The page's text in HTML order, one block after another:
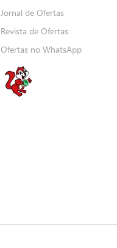
Jornal de Ofertas
Revista de Ofertas
Ofertas no WhatsApp